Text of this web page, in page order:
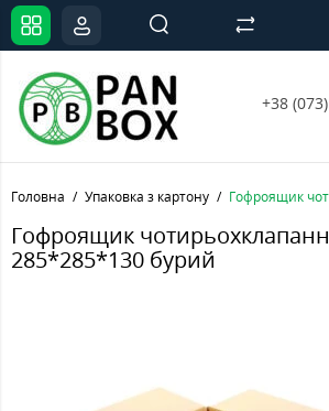
+38
Головна Упаковка з картону Гофроящик
Гофроящик
285*285*130 бурий